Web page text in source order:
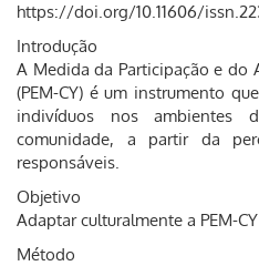
https://doi.org/10.11606/
Introdução
A Medida da Participação e do
(PEM-CY) é um instrumento
indivíduos nos
comunidade, a partir da
responsáveis.
Objetivo
Adaptar culturalmente a PEM-
Método